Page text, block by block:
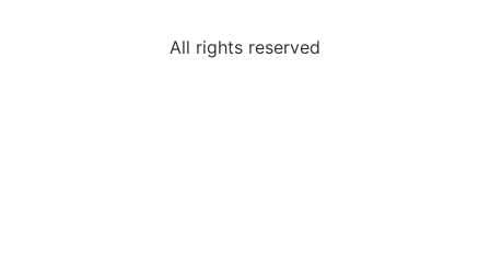
All rights reserved